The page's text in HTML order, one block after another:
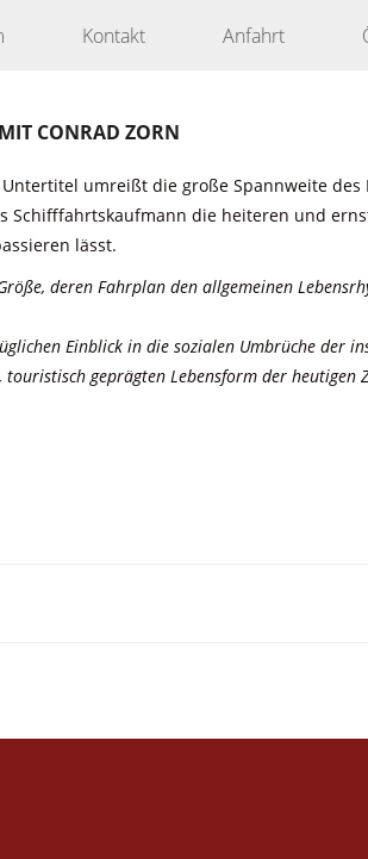
Kontakt Anfahrt
CONRAD ZORN
umreißt die große Spannweite
Schifffahrtskaufmann die heiteren und
lässt.
deren Fahrplan den allgemeinen
Einblick in die sozialen Umbrüche der
geprägten Lebensform der heutigen